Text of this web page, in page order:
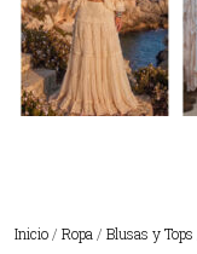
Inicio / Ropa / Blusas y Tops